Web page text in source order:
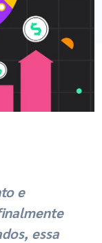
e
essa